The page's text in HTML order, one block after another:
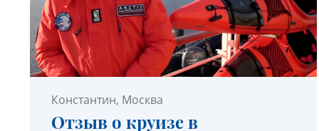
Константин, Москва
Отзыв о круизе в